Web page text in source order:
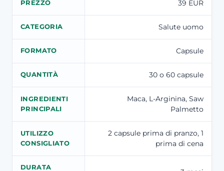
PREZZO 39 EUR
CATEGORIA Salute uomo
FORMATO Capsule
QUANTITÀ 30 o 60 capsule
INGREDIENTI
PRINCIPALI
Maca, L-Arginina, Saw
Palmetto
UTILIZZO
CONSIGLIATO
2 capsule prima di pranzo, 1
prima di cena
DURATA